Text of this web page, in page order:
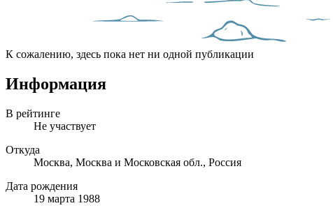
К сожалению, здесь пока нет ни одной публикации
Информация
В рейтинге
Не участвует
Откуда
Москва, Москва и Московская обл., Россия
Дата рождения
19 марта 1988